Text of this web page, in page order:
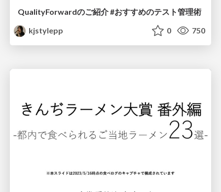
QualityForwardのご紹介 #おすすめのテスト管理術
kjstylepp
0 750